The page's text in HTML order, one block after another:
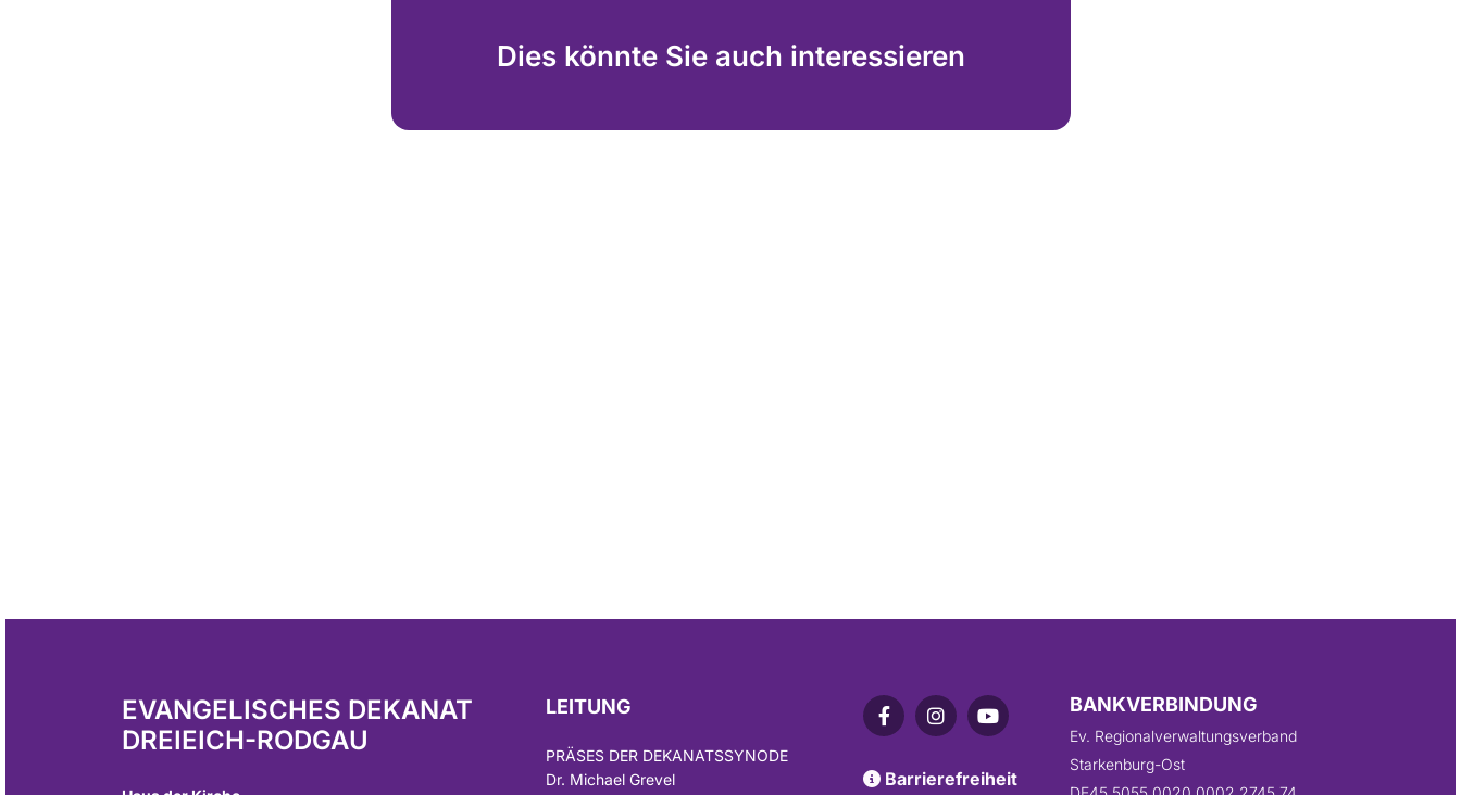
Dies könnte Sie auch interessieren
EVANGELISCHES DEKANAT
DREIEICH-RODGAU
LEITUNG
PRÄSES DER DEKANATSSYNODE
Dr. Michael Grevel
 Barrierefreiheit
BANKVERBINDUNG
Ev. Regionalverwaltungsverband
Starkenburg-Ost